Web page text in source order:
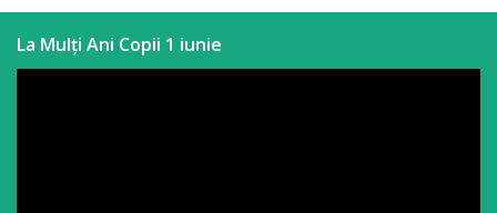
La Mulți Ani Copii 1 iunie